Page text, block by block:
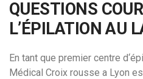
QUESTIONS
L’ÉPILATION AU
En tant que premier centre
Médical Croix rousse a Lyon